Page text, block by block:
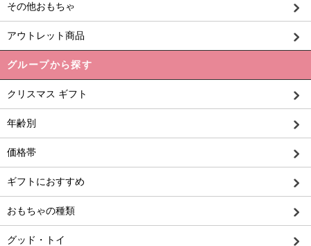
その他おもちゃ
アウトレット商品
グループから探す
クリスマス ギフト
年齢別
価格帯
ギフトにおすすめ
おもちゃの種類
グッド・トイ